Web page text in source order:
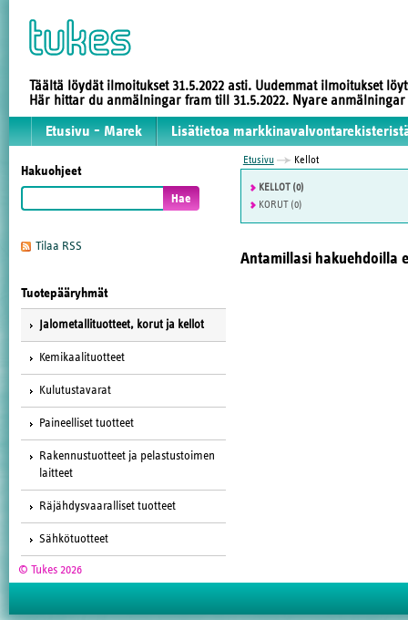
Täältä löydät ilmoitukset 31.5.2022 asti. Uudemmat ilmoitukset
Här hittar du anmälningar fram till 31.5.2022. Nyare
Etusivu - Marek Lisätietoa
Hakuohjeet
Tilaa RSS
Tuotepääryhmät
Jalometallituotteet, korut ja kellot
Kemikaalituotteet
Kulutustavarat
Paineelliset tuotteet
Rakennustuotteet ja pelastustoimen
laitteet
Räjähdysvaaralliset tuotteet
Sähkötuotteet
Etusivu Kellot
KELLOT (0)
KORUT (0)
Antamillasi hakuehdoilla
© Tukes 2026